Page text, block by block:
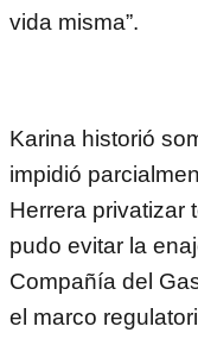
vida misma”.
Karina historió
impidió
Herrera privatizar
pudo evitar la
Compañía del
el marco